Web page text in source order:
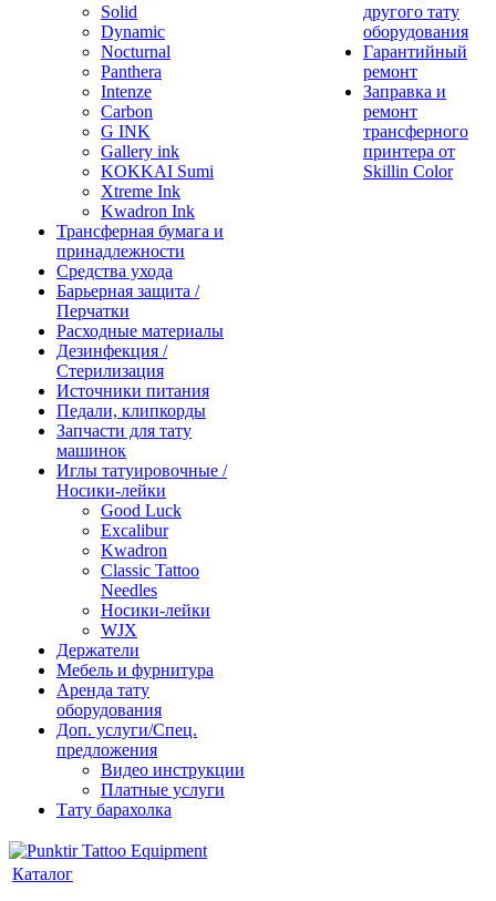
Solid
Dynamic
Nocturnal
Panthera
Intenze
Carbon
G INK
Gallery ink
KOKKAI Sumi
Xtreme Ink
Kwadron Ink
Трансферная бумага и
принадлежности
Средства ухода
Барьерная защита /
Перчатки
Расходные материалы
Дезинфекция /
Стерилизация
Источники питания
Педали, клипкорды
Запчасти для тату
машинок
Иглы татуировочные /
Носики-лейки
Good Luck
Excalibur
Kwadron
Classic Tattoo
Needles
Носики-лейки
WJX
Держатели
Мебель и фурнитура
Аренда тату
оборудования
Доп. услуги/Спец.
предложения
Видео инструкции
Платные услуги
Тату барахолка
другого тату
оборудования
Гарантийный
ремонт
Заправка и
ремонт
трансферного
принтера от
Skillin Color
Каталог